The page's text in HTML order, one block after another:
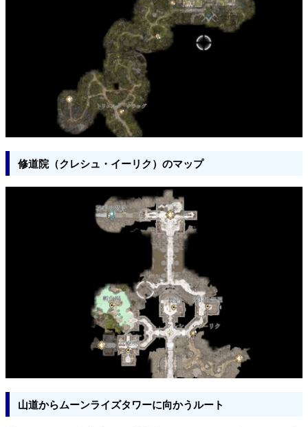
修道院（クレシュ・イーリク）のマップ
山道からムーンライズタワーに向かうルート